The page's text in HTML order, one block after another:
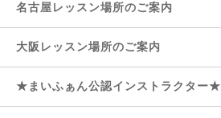
名古屋レッスン場所のご案内
大阪レッスン場所のご案内
★まいふぁん公認インストラクター★